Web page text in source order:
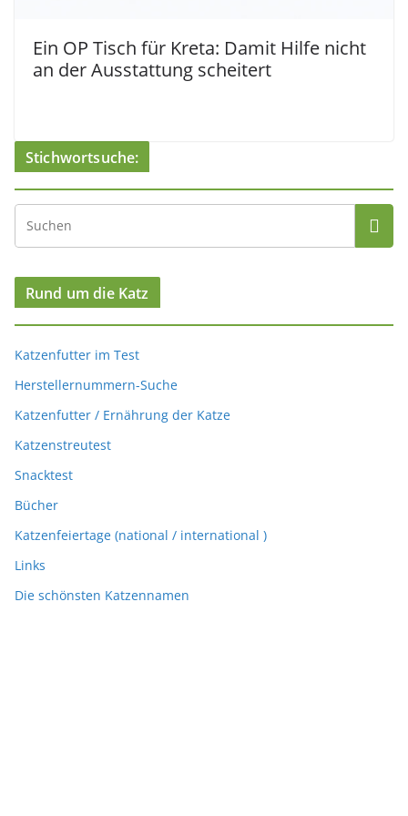
Ein OP Tisch für Kreta: Damit Hilfe nicht
an der Ausstattung scheitert
Stichwortsuche:
Rund um die Katz
Katzenfutter im Test
Herstellernummern-Suche
Katzenfutter / Ernährung der Katze
Katzenstreutest
Snacktest
Bücher
Katzenfeiertage (national / international )
Links
Die schönsten Katzennamen